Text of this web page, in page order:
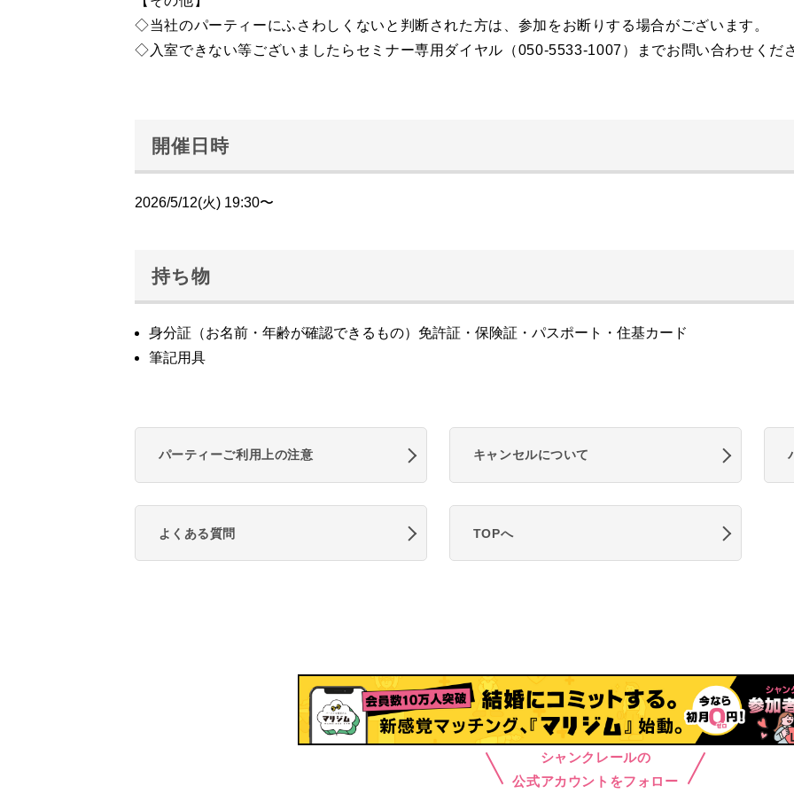
◇当社のパーティーにふさわしくないと判断された方は、参加をお断りする場合がございます。
◇入室できない等ございましたらセミナー専用ダイヤル（050-5533-1007）までお問い合わせくだ
開催日時
2026/5/12(火) 19:30〜
持ち物
身分証（お名前・年齢が確認できるもの）免許証・保険証・パスポート・住基カード
筆記用具
パーティーご利用上の注意 キャンセルについて
よくある質問 TOPへ
シャンクレールの
公式アカウントをフォロー